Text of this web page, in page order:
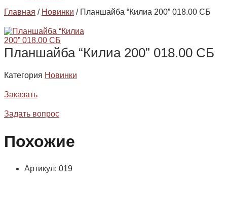
Главная / Новинки / Планшайба “Килиа 200” 018.00 СБ
Планшайба “Килиа 200” 018.00 СБ
Категория Новинки
Заказать
Задать вопрос
Похожие
Артикул: 019